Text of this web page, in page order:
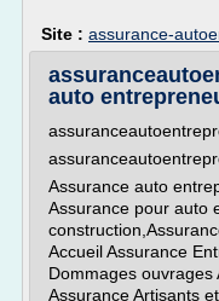
Site : assurance-
auto
Assurance auto
Assurance pour auto
Accueil Assurance
Dommages
Assurance Artisants